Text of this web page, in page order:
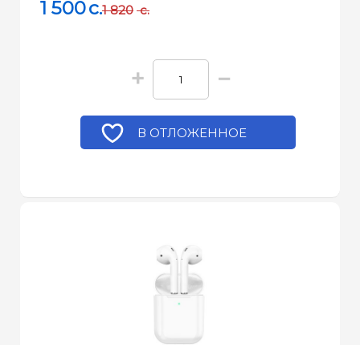
1 500c.1 820 c.
+ −
В ОТЛОЖЕННОЕ